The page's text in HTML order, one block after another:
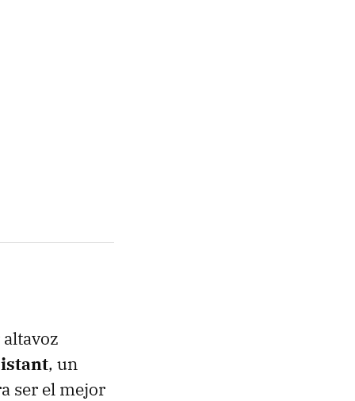
, un
ser el mejor